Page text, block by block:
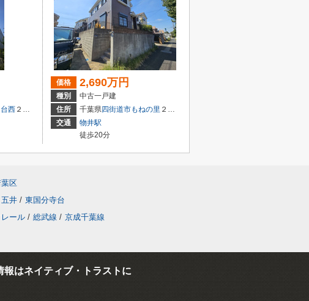
西 ２丁目9-3
価格 2,690万円
種別
中古一戸建
住所
千葉県四街道市もねの里 ２丁目16-23
交通
物井駅
徒歩20分
区
五井 / 東国分寺台
ール / 総武線 / 京成千葉線
報はネイティブ・トラストに